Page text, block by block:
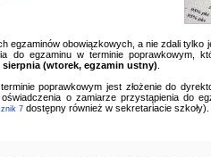
egzaminów obowiązkowych, a nie zdali tylko
do egzaminu w terminie poprawkowym,
(wtorek, egzamin ustny)
poprawkowym jest złożenie do
oświadczenia o zamiarze przystąpienia do
7 dostępny również w sekretariacie szkoły).